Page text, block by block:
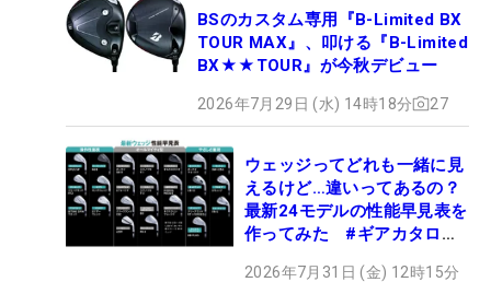
BSのカスタム専用『B-Limited BX
TOUR MAX』、叩ける『B-Limited
BX★★TOUR』が今秋デビュー
2026年7月29日 (水) 14時18分 27
ウェッジってどれも一緒に見
えるけど…違いってあるの？
最新24モデルの性能早見表を
作ってみた #ギアカタログ
2026年7月31日 (金) 12時15分